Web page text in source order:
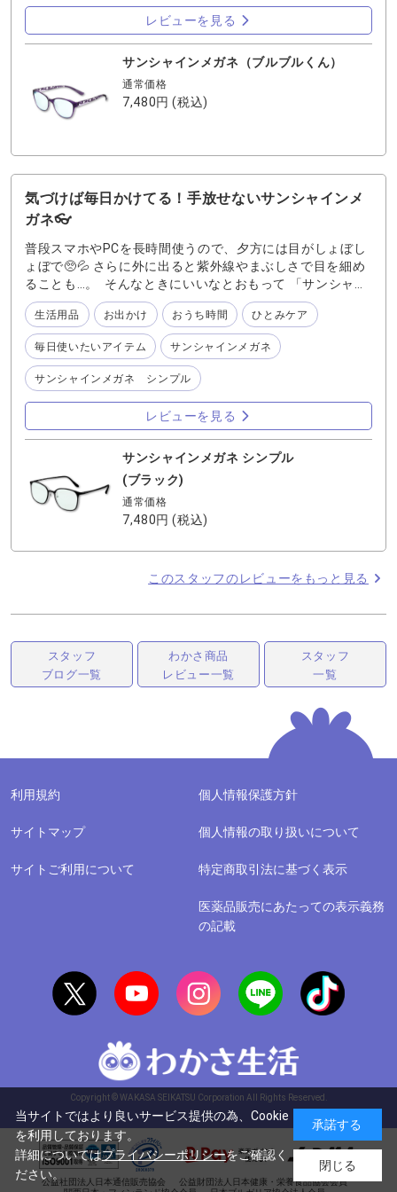
い！」 🗣「デザインが控えめでどんな服にも合う」 🗣
「軽いから長時間つけても気にならない♪」 私も実際に使
っていて、この声に大共感です(^^♪ このフレーム、わずか
16gの超軽量！ 長時間かけてもズレにくくて、メガネをか
け慣れていない方にもぴったりです。 さらに、デザインの
細かさにも注目✨ サイドのブルブルくんモチーフ、近くで
見ると本当に繊細で可愛いんです(⸝⸝˃ ᵕ ˂⸝⸝) 控えめな紫カ
くれるんです( ¯﹀¯ )✧ 私はこれを使いはじめてから、夕方
の目の重だるさが軽くなりました〜！ 見た目も機能もこだ
わりの一本で、「目の快適さ」を実感してみてください♪
レビューを見る
サンシャインメガネ（ブルブルくん）
通常価格
7,480円(税込)
気づけば毎日かけてる！手放せないサンシャインメ
ガネ👓
普段スマホやPCを長時間使うので、夕方には目がしょぼし
ょぼで🥺💦 さらに外に出ると紫外線やまぶしさで目を細め
ることも…。 そんなときにいいなとおもって 「サンシャイ
ンメガネ」をかけています 最初は本当に違いあるのかな？
と思ってましたが、使ってみたら びっくりするくらいラク
です！！ もう手放せなくて、仕事用と家用で2本持ちです
😂 💻 仕事中はPCのブルーライト対策に！ → 夕方の目の疲
れが全然違う！ 🏠 家ではスマホ＆テレビを見るときに！
→ ひとみのためをおもい、気づいたらずっとかけてる😂🩵
🚗 外出時は紫外線対策＆運転にも◎ → 視界が自然で運転し
やすい！ 超軽量フレーム だから、長時間かけても耳や鼻が
痛くならないのが本当に助かってます✨ 気づけば毎日かけ
てるくらい快適です…！ しかもおしゃれにつけれるのがい
いな〜と🔥🔥 1本持っておくと、もう手放せなくなります
😂💖
生活用品 お出かけ おうち時間 ひとみケア
毎日使いたいアイテム サンシャインメガネ
サンシャインメガネ シンプル
レビューを見る
サンシャインメガネ シンプル
(ブラック)
通常価格
7,480円(税込)
このスタッフのレビューをもっと見る
スタッフ
ブログ一覧
わかさ商品
レビュー一覧
スタッフ
一覧
利用規約 個人情報保護方針
サイトマップ 個人情報の取り扱いについて
サイトご利用について 特定商取引法に基づく表示
医薬品販売にあたっての表示義務
の記載
Copyright © WAKASA SEIKATSU Corporation All Rights Reserved.
公益社団法人日本通信販売協会
公益財団法人日本健康・栄養食品協会会員
当サイトではより良いサービス提供の為、Cookie
を利用しております。
詳細についてはプライバシーポリシーをご確認く
ださい。
閉じる
承諾する